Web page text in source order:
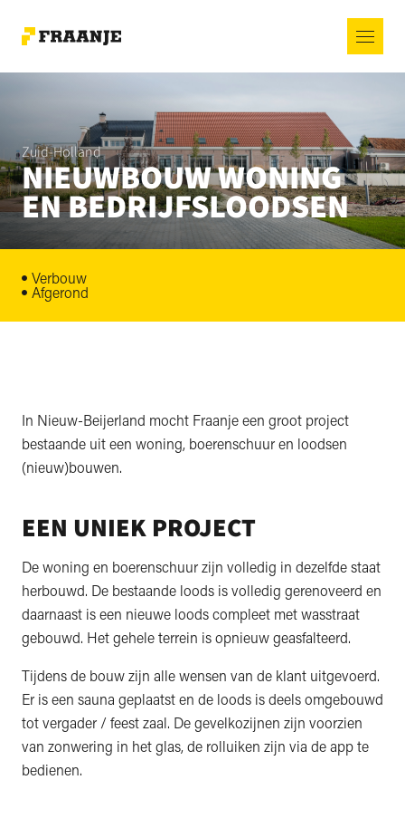
Zuid-Holland
NIEUWBOUW WONING
EN BEDRIJFSLOODSEN
Verbouw
Afgerond
In Nieuw-Beijerland mocht Fraanje een groot project
bestaande uit een woning, boerenschuur en loodsen
(nieuw)bouwen.
EEN UNIEK PROJECT
De woning en boerenschuur zijn volledig in dezelfde staat
herbouwd. De bestaande loods is volledig gerenoveerd en
daarnaast is een nieuwe loods compleet met wasstraat
gebouwd. Het gehele terrein is opnieuw geasfalteerd.
Tijdens de bouw zijn alle wensen van de klant uitgevoerd.
Er is een sauna geplaatst en de loods is deels omgebouwd
tot vergader / feest zaal. De gevelkozijnen zijn voorzien
van zonwering in het glas, de rolluiken zijn via de app te
bedienen.